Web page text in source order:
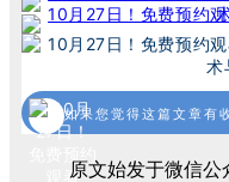
如果您觉得这篇文章有
原文始发于微信公